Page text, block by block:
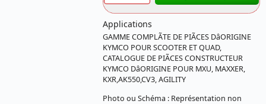
Applications
GAMME COMPLÃTE DE PIÃCES DâORIGINE
KYMCO POUR SCOOTER ET QUAD,
CATALOGUE DE PIÃCES CONSTRUCTEUR
KYMCO DâORIGINE POUR MXU, MAXXER,
KXR,AK550,CV3, AGILITY
Photo ou Schéma : Représentation non